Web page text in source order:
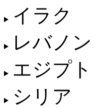
イラク
レバノン
エジプト
シリア